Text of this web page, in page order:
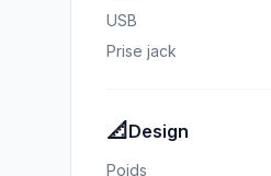
USB
Prise jack
📐 Design
Poids